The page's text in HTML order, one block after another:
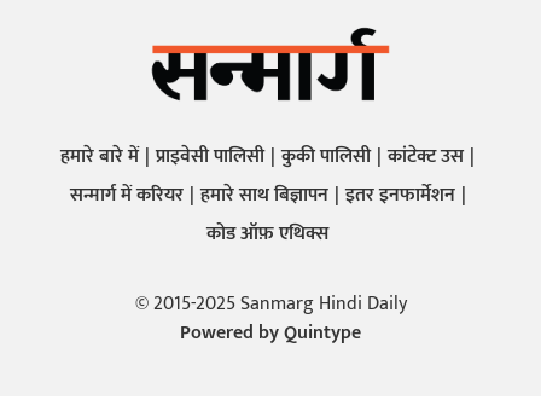
हमारे बारे में प्राइवेसी पालिसी कुकी पालिसी कांटेक्ट उस
सन्मार्ग में करियर हमारे साथ बिज्ञापन इतर इनफार्मेशन
कोड ऑफ़ एथिक्स
© 2015-2025 Sanmarg Hindi Daily
Powered byQuintype